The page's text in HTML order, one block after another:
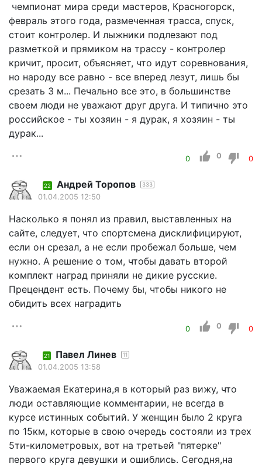
чемпионат мира среди мастеров, Красногорск,
февраль этого года, размеченная трасса, спуск,
стоит контролер. И лыжники подлезают под
разметкой и прямиком на трассу - контролер
кричит, просит, объясняет, что идут соревнования,
но народу все равно - все вперед лезут, лишь бы
срезать 3 м... Печально все это, в большинстве
своем люди не уважают друг друга. И типично это
российское - ты хозяин - я дурак, я хозяин - ты
дурак...
0 0 0
22 Андрей Торопов 333
01.04.2005 12:50
Насколько я понял из правил, выставленных на
сайте, следует, что спортсмена дисклифицируют,
если он срезал, а не если пробежал больше, чем
нужно. А решение о том, чтобы давать второй
комплект наград приняли не дикие русские.
Прецендент есть. Почему бы, чтобы никого не
обидить всех наградить
0 0 0
21 Павел Линев 11
01.04.2005 13:58
Уважаемая Екатерина,я в который раз вижу, что
люди оставляющие комментарии, не всегда в
курсе истинных событий. У женщин было 2 круга
по 15км, которые в свою очередь состояли из трех
5ти-километровых, вот на третьей "пятерке"
первого круга девушки и ошиблись. Сегодня,на